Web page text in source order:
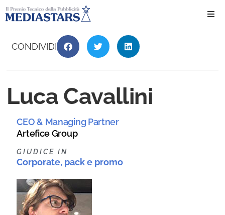
CONDIVIDI
Luca Cavallini
CEO & Managing Partner
Artefice Group
GIUDICE IN
Corporate, pack e promo